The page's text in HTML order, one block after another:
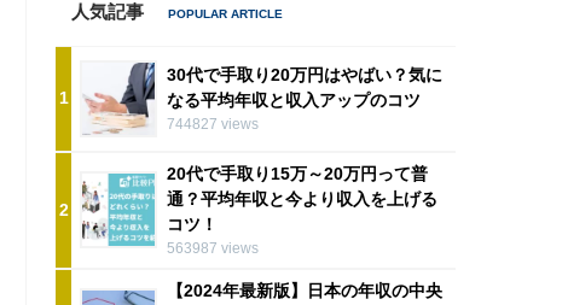
人気記事
1
30代で手取り20万円はやばい？気に
なる平均年収と収入アップのコツ
744827 views
2
20代で手取り15万～20万円って普
通？平均年収と今より収入を上げる
コツ！
563987 views
【2024年最新版】日本の年収の中央